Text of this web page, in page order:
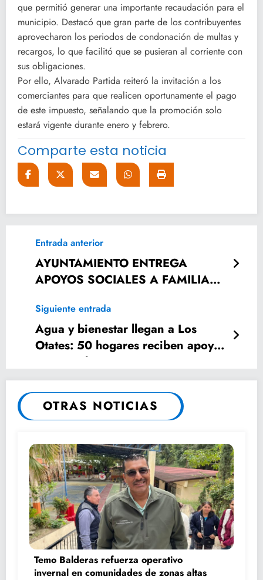
que permitió generar una importante recaudación para el
municipio. Destacó que gran parte de los contribuyentes
aprovecharon los periodos de condonación de multas y
recargos, lo que facilitó que se pusieran al corriente con
sus obligaciones.
Por ello, Alvarado Partida reiteró la invitación a los
comerciantes para que realicen oportunamente el pago
de este impuesto, señalando que la promoción solo
estará vigente durante enero y febrero.
Comparte esta noticia
Entrada anterior
AYUNTAMIENTO ENTREGA
APOYOS SOCIALES A FAMILIAS
Siguiente entrada
Agua y bienestar llegan a Los
Otates: 50 hogares reciben apoyo
municipal
OTRAS NOTICIAS
Temo Balderas refuerza operativo
invernal en comunidades de zonas altas